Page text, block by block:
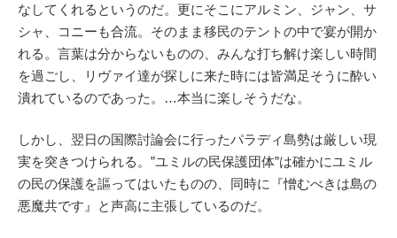
なしてくれるというのだ。更にそこにアルミン、ジャン、サ
シャ、コニーも合流。そのまま移民のテントの中で宴が開か
れる。言葉は分からないものの、みんな打ち解け楽しい時間
を過ごし、リヴァイ達が探しに来た時には皆満足そうに酔い
潰れているのであった。…本当に楽しそうだな。
しかし、翌日の国際討論会に行ったパラディ島勢は厳しい現
実を突きつけられる。”ユミルの民保護団体”は確かにユミル
の民の保護を謳ってはいたものの、同時に『憎むべきは島の
悪魔共です』と声高に主張しているのだ。